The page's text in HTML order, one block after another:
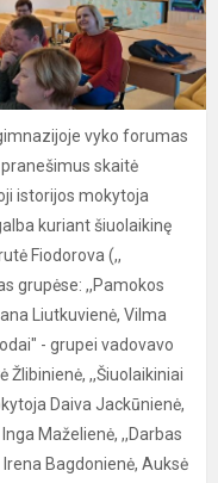
vyko forumas
skaitė
istorijos mokytoja
kuriant šiuolaikinę
Fiodorova (,,
grupėse: ,,Pamokos
Liutkuvienė, Vilma
- grupei vadovavo
Žlibinienė, ,,Šiuolaikiniai
Daiva Jackūnienė,
Maželienė, ,,Darbas
Bagdonienė, Auksė